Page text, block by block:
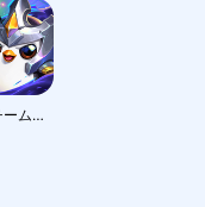
TFT: チームファイト タクティクス